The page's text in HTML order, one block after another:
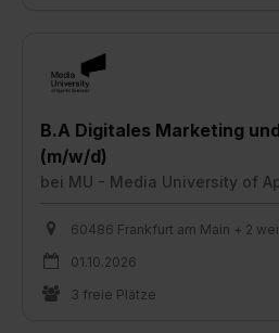
B.A Digitales Marketing
(m/w/d)
bei MU - Media University of
60486 Frankfurt am Main + 2
01.10.2026
3 freie Plätze